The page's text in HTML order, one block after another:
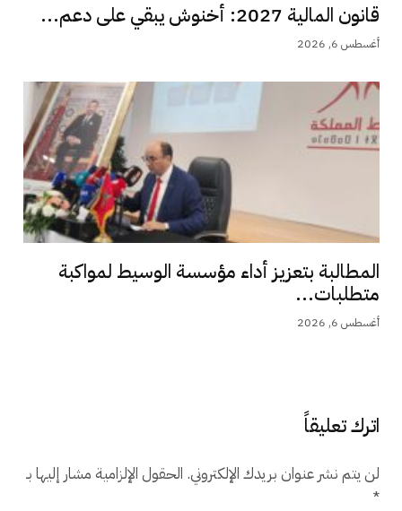
قانون المالية 2027: أخنوش يبقي على دعم...
أغسطس 6, 2026
المطالبة بتعزيز أداء مؤسسة الوسيط لمواكبة
متطلبات...
أغسطس 6, 2026
اترك تعليقاً
لن يتم نشر عنوان بريدك الإلكتروني. الحقول الإلزامية مشار إليها بـ
*